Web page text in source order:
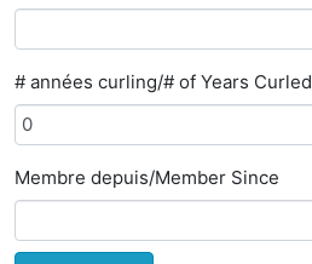
# années curling/# of Years Curled
Membre depuis/Member Since